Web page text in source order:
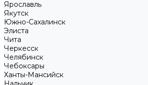
Ярославль
Якутск
Южно-Сахалинск
Элиста
Чита
Черкесск
Челябинск
Чебоксары
Ханты-Мансийск